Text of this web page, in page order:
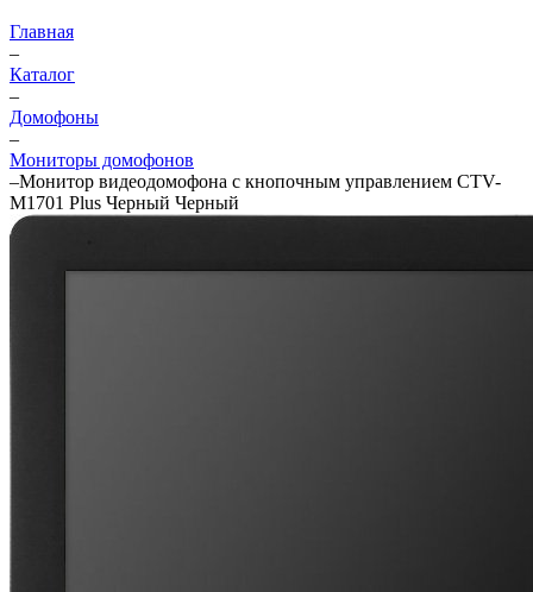
Главная
–
Каталог
–
Домофоны
–
Мониторы домофонов
–Монитор видеодомофона с кнопочным управлением CTV-
M1701 Plus Черный Черный